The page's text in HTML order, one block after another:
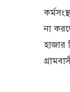
না
হাজার